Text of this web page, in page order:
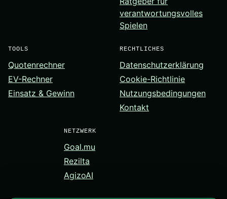
verantwortungsvolles
Spielen
TOOLS
Quotenrechner
EV-Rechner
Einsatz & Gewinn
RECHTLICHES
Datenschutzerklärung
Cookie-Richtlinie
Nutzungsbedingungen
Kontakt
NETZWERK
Goal.mu
Rezilta
AgizoAI